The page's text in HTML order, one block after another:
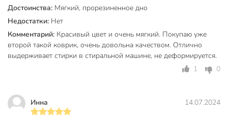
Достоинства: Мягкий, прорезиненное дно
Недостатки: Нет
Комментарий: Красивый цвет и очень мягкий. Покупаю уже
второй такой коврик, очень довольна качеством. Отлично
выдерживает стирки в стиральной машине, не деформируется.
1
0
Инна 14.07.2024